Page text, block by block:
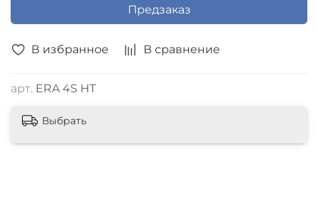
В избранное В сравнение
арт. ERA 4S HT
Предзаказ
Выбрать